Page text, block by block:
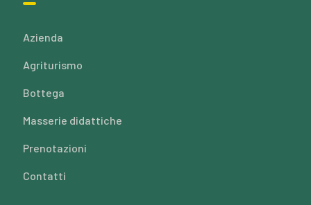
Azienda
Agriturismo
Bottega
Masserie didattiche
Prenotazioni
Contatti